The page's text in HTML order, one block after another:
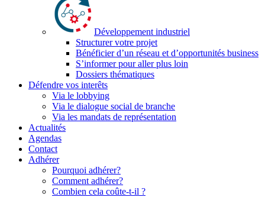
Développement industriel
Structurer votre projet
Bénéficier d’un réseau et d’opportunités business
S’informer pour aller plus loin
Dossiers thématiques
Défendre vos interêts
Via le lobbying
Via le dialogue social de branche
Via les mandats de représentation
Actualités
Agendas
Contact
Adhérer
Pourquoi adhérer?
Comment adhérer?
Combien cela coûte-t-il ?